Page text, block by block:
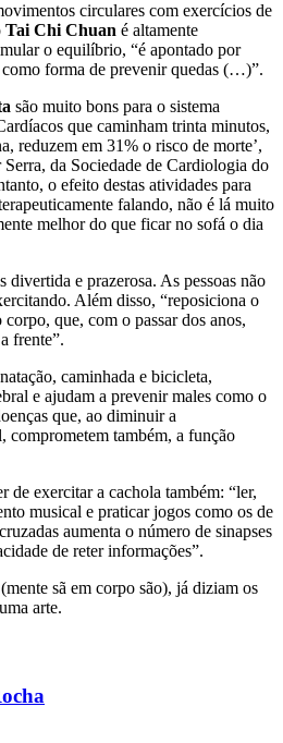
circulares com exercícios de
Tai Chi Chuan é altamente
o equilíbrio, “é apontado por
como forma de prevenir quedas (…)”.
são muito bons para o sistema
que caminham trinta minutos,
reduzem em 31% o risco de morte’,
da Sociedade de Cardiologia do
o efeito destas atividades para
falando, não é lá muito
melhor do que ficar no sofá o dia
divertida e prazerosa. As pessoas não
Além disso, “reposiciona o
que, com o passar dos anos,
frente”.
caminhada e bicicleta,
e ajudam a prevenir males como o
que, ao diminuir a
comprometem também, a função
de exercitar a cachola também: “ler,
musical e praticar jogos como os de
aumenta o número de sinapses
de reter informações”.
(mente sã em corpo são), já diziam os
arte.